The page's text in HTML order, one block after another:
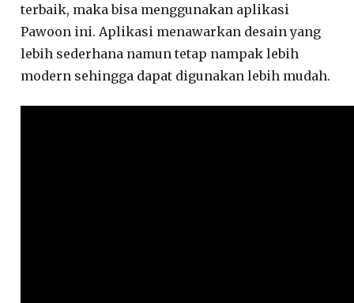
terbaik, maka bisa menggunakan aplikasi
Pawoon ini. Aplikasi menawarkan desain yang
lebih sederhana namun tetap nampak lebih
modern sehingga dapat digunakan lebih mudah.